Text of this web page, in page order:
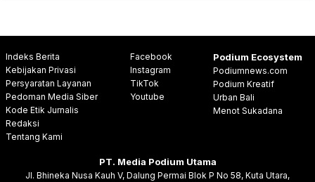
Indeks Berita
Kebijakan Privasi
Persyaratan Layanan
Pedoman Media Siber
Kode Etik Jurnalis
Redaksi
Tentang Kami
Facebook
Instagram
TikTok
Youtube
Podium Ecosystem
Podiumnews.com
Podium Kreatif
Urban Bali
Menot Sukadana
PT. Media Podium Utama
Jl. Bhineka Nusa Kauh V, Dalung Permai Blok P No 58, Kuta Utara,